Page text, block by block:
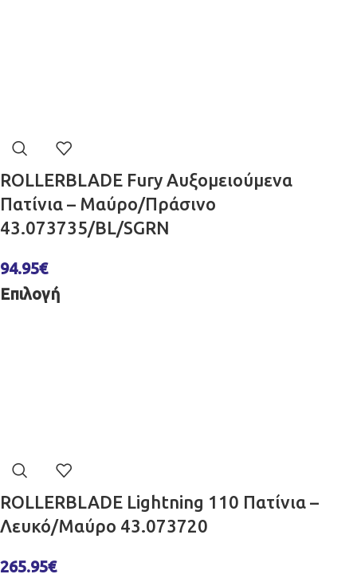
ROLLERBLADE Fury Αυξομειούμενα
Πατίνια – Μαύρο/Πράσινο
43.073735/BL/SGRN
94.95€
Επιλογή
ROLLERBLADE Lightning 110 Πατίνια –
Λευκό/Μαύρο 43.073720
265.95€